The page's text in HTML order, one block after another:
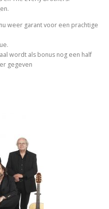
weer garant voor een prachtige
wordt als bonus nog een half
gegeven